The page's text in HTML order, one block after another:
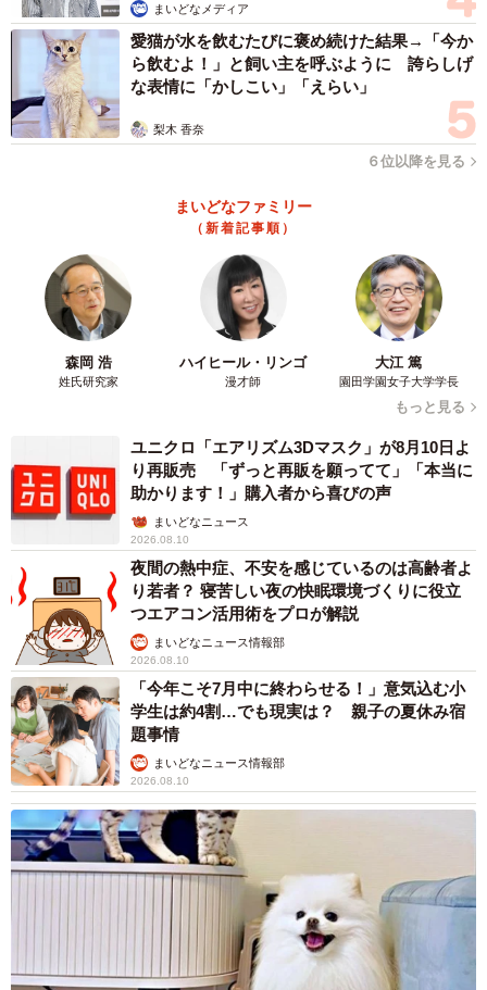
まいどなメディア
愛猫が水を飲むたびに褒め続けた結果→「今か
ら飲むよ！」と飼い主を呼ぶように 誇らしげ
な表情に「かしこい」「えらい」
梨木 香奈
６位以降を見る
まいどなファミリー
（新着記事順）
森岡 浩
姓氏研究家
ハイヒール・リンゴ
漫才師
大江 篤
園田学園女子大学学長
もっと見る
ユニクロ「エアリズム3Dマスク」が8月10日よ
り再販売 「ずっと再販を願ってて」「本当に
助かります！」購入者から喜びの声
まいどなニュース
2026.08.10
夜間の熱中症、不安を感じているのは高齢者よ
り若者？ 寝苦しい夜の快眠環境づくりに役立
つエアコン活用術をプロが解説
まいどなニュース情報部
2026.08.10
「今年こそ7月中に終わらせる！」意気込む小
学生は約4割…でも現実は？ 親子の夏休み宿
題事情
まいどなニュース情報部
2026.08.10